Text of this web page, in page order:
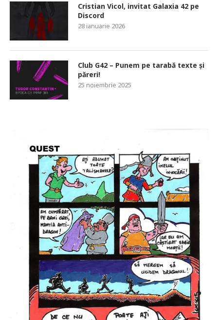
Cristian Vicol, invitat Galaxia 42 pe
Discord
28 ianuarie 2026
Club G42 – Punem pe tarabă texte și
păreri!
25 noiembrie 2025